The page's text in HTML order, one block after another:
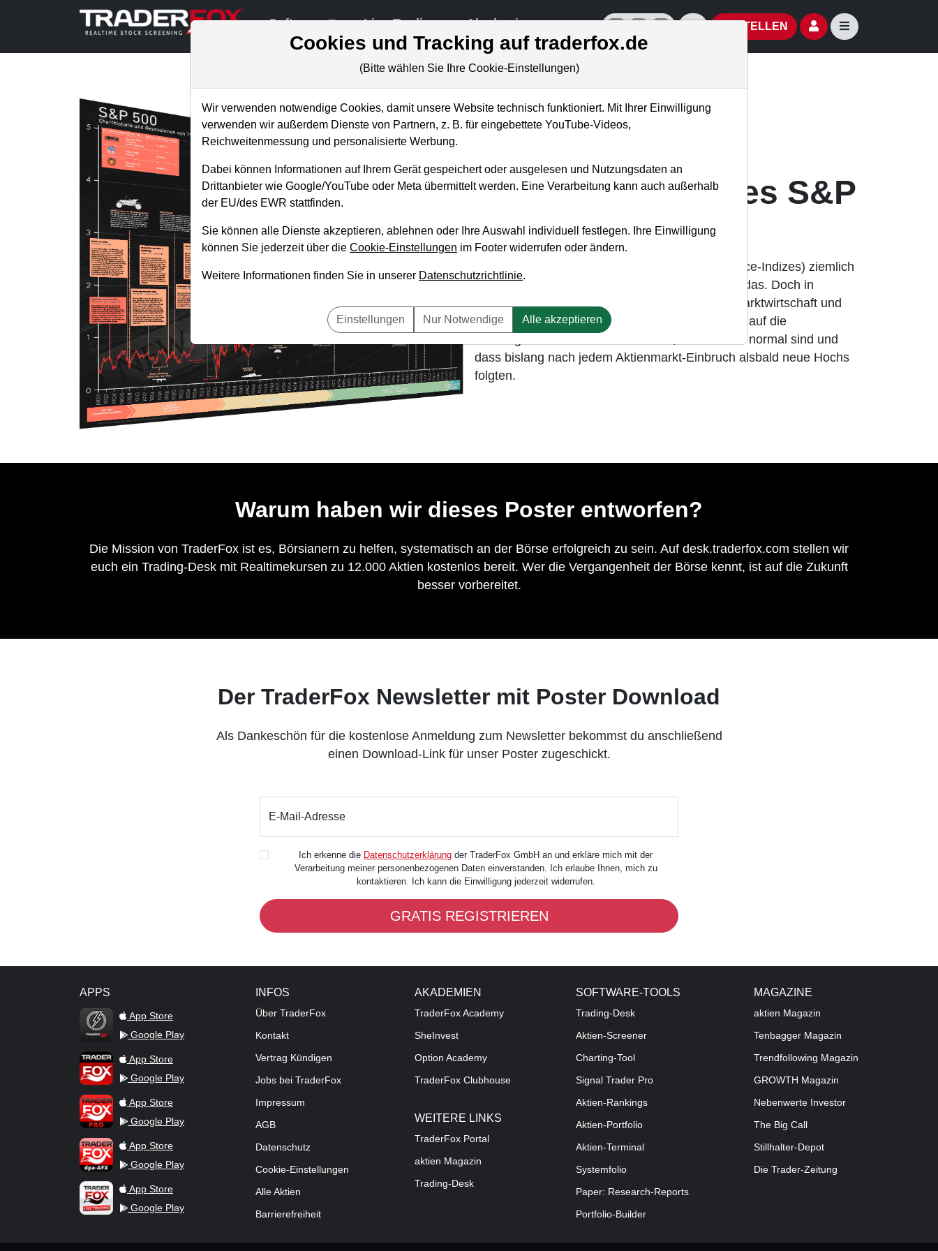
Software Live-Trading Akademie offizielle Social Media-AccountsAktien- und Artikelsuche öffnen
BESTELLEN Seitennavigation
Börsenhistorie des S&P
500
Langfristig sind die US-Aktienmärkte (Performance-Indizes) ziemlich
genau 10 % pro Jahr gestiegen. Anleger wissen das. Doch in
Krisenzeiten geht schnell das Vertrauen in die Marktwirtschaft und
den Fortbestand des Systems verloren. Ein Blick auf die
Börsengeschichte hilft zu verstehen, dass Krisen normal sind und
dass bislang nach jedem Aktienmarkt-Einbruch alsbald neue Hochs
folgten.
Warum haben wir dieses Poster entworfen?
Die Mission von TraderFox ist es, Börsianern zu helfen, systematisch an der Börse erfolgreich zu sein. Auf desk.traderfox.com stellen wir
euch ein Trading-Desk mit Realtimekursen zu 12.000 Aktien kostenlos bereit. Wer die Vergangenheit der Börse kennt, ist auf die Zukunft
besser vorbereitet.
Der TraderFox Newsletter mit Poster Download
Als Dankeschön für die kostenlose Anmeldung zum Newsletter bekommst du anschließend
einen Download-Link für unser Poster zugeschickt.
E-Mail-Adresse
Ich erkenne die Datenschutzerklärung der TraderFox GmbH an und erkläre mich mit der
Verarbeitung meiner personenbezogenen Daten einverstanden. Ich erlaube Ihnen, mich zu
kontaktieren. Ich kann die Einwilligung jederzeit widerrufen.
GRATIS REGISTRIEREN
APPS
TraderFox Flash
App Store
Google Play
TraderFox AppApp Store
Google Play
TraderFox ProApp Store
Google Play
TraderFox dpa-AFX ProFeed
App Store
Google Play
TraderFox Live Trading
App Store
Google Play
INFOS
Über TraderFox
Kontakt
Vertrag Kündigen
Jobs bei TraderFox
Impressum
AGB
Datenschutz
Cookie-Einstellungen
Alle Aktien
Barrierefreiheit
AKADEMIEN
TraderFox Academy
SheInvest
Option Academy
TraderFox Clubhouse
WEITERE LINKS
TraderFox Portal
aktien Magazin
Trading-Desk
SOFTWARE-TOOLS
Trading-Desk
Aktien-Screener
Charting-Tool
Signal Trader Pro
Aktien-Rankings
Aktien-Portfolio
Aktien-Terminal
Systemfolio
Paper: Research-Reports
Portfolio-Builder
MAGAZINE
aktien Magazin
Tenbagger Magazin
Trendfollowing Magazin
GROWTH Magazin
Nebenwerte Investor
The Big Call
Stillhalter-Depot
Die Trader-Zeitung
Cookies und Tracking auf traderfox.de
(Bitte wählen Sie Ihre Cookie-Einstellungen)
Wir verwenden notwendige Cookies, damit unsere Website technisch funktioniert. Mit Ihrer Einwilligung
verwenden wir außerdem Dienste von Partnern, z. B. für eingebettete YouTube-Videos,
Reichweitenmessung und personalisierte Werbung.
Dabei können Informationen auf Ihrem Gerät gespeichert oder ausgelesen und Nutzungsdaten an
Drittanbieter wie Google/YouTube oder Meta übermittelt werden. Eine Verarbeitung kann auch außerhalb
der EU/des EWR stattfinden.
Sie können alle Dienste akzeptieren, ablehnen oder Ihre Auswahl individuell festlegen. Ihre Einwilligung
können Sie jederzeit über die Cookie-Einstellungen im Footer widerrufen oder ändern.
Weitere Informationen finden Sie in unserer Datenschutzrichtlinie.
Einstellungen Nur Notwendige Alle akzeptieren